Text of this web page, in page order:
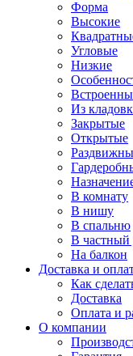
Форма
Высокие
Угловые
Низкие
Из
Закрытые
Открытые
В комнату
В нишу
В спальню
В частный
На балкон
Доставка и
Как
Доставка
Оплата и
О компании